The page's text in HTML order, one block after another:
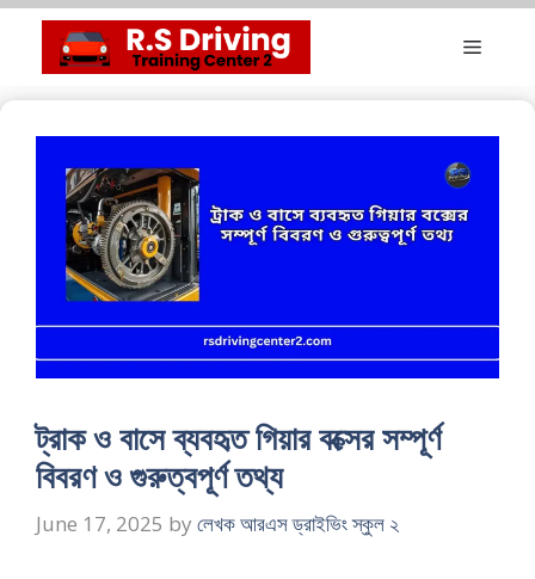
content
Menu
ট্রাক ও বাসে ব্যবহৃত গিয়ার বক্সের সম্পূর্ণ
বিবরণ ও গুরুত্বপূর্ণ তথ্য
June 17, 2025 by লেখক আরএস ড্রাইভিং স্কুল ২